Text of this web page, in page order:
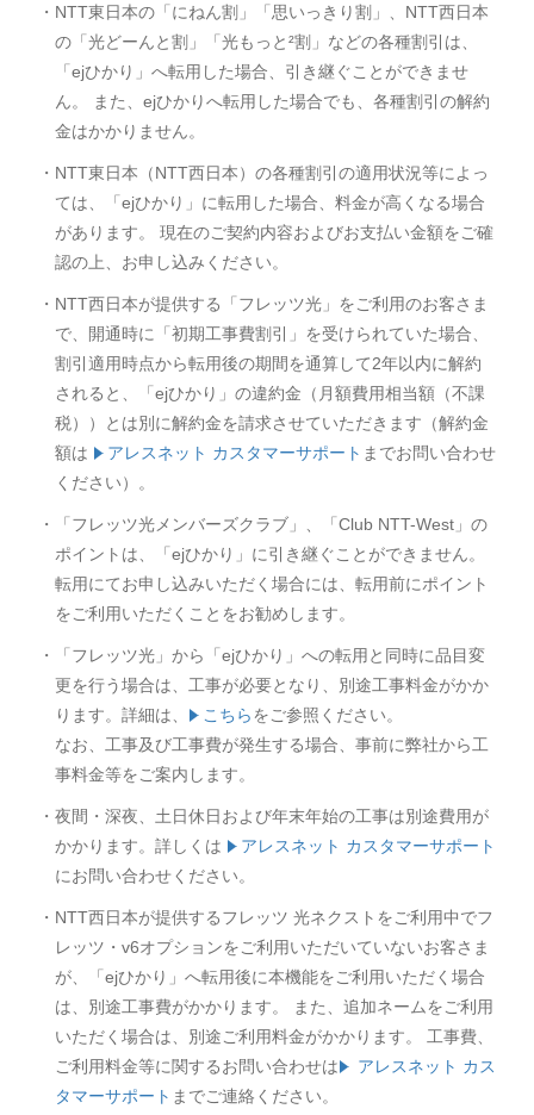
・NTT東日本の「にねん割」「思いっきり割」、NTT西日本
の「光どーんと割」「光もっと²割」などの各種割引は、
「ejひかり」へ転用した場合、引き継ぐことができませ
ん。 また、ejひかりへ転用した場合でも、各種割引の解約
金はかかりません。
・NTT東日本（NTT西日本）の各種割引の適用状況等によっ
ては、「ejひかり」に転用した場合、料金が高くなる場合
があります。 現在のご契約内容およびお支払い金額をご確
認の上、お申し込みください。
・NTT西日本が提供する「フレッツ光」をご利用のお客さま
で、開通時に「初期工事費割引」を受けられていた場合、
割引適用時点から転用後の期間を通算して2年以内に解約
されると、「ejひかり」の違約金（月額費用相当額（不課
税））とは別に解約金を請求させていただきます（解約金
額は
アレスネット カスタマーサポート までお問い合わせ
ください）。
・「フレッツ光メンバーズクラブ」、「Club NTT-West」の
ポイントは、「ejひかり」に引き継ぐことができません。
転用にてお申し込みいただく場合には、転用前にポイント
をご利用いただくことをお勧めします。
・「フレッツ光」から「ejひかり」への転用と同時に品目変
更を行う場合は、工事が必要となり、別途工事料金がかか
ります。詳細は、
こちらをご参照ください。
なお、工事及び工事費が発生する場合、事前に弊社から工
事料金等をご案内します。
・夜間・深夜、土日休日および年末年始の工事は別途費用が
かかります。詳しくは
アレスネット カスタマーサポート
にお問い合わせください。
・NTT西日本が提供するフレッツ 光ネクストをご利用中でフ
レッツ・v6オプションをご利用いただいていないお客さま
が、「ejひかり」へ転用後に本機能をご利用いただく場合
は、別途工事費がかかります。 また、追加ネームをご利用
いただく場合は、別途ご利用料金がかかります。 工事費、
ご利用料金等に関するお問い合わせは
アレスネット カス
タマーサポート までご連絡ください。